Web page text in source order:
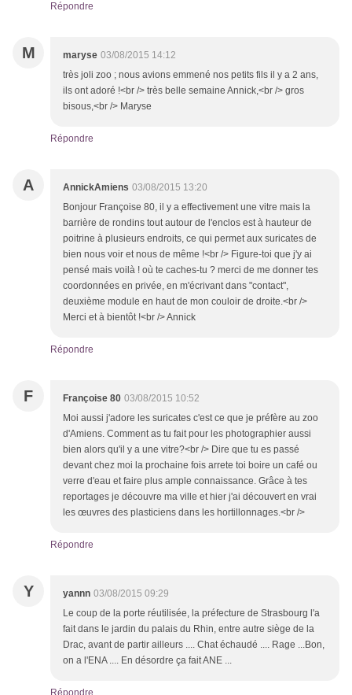
Répondre
M maryse 03/08/2015 14:12
très joli zoo ; nous avions emmené nos petits fils il y a 2 ans,
ils ont adoré !<br /> très belle semaine Annick,<br /> gros
bisous,<br /> Maryse
Répondre
A AnnickAmiens 03/08/2015 13:20
Bonjour Françoise 80, il y a effectivement une vitre mais la
barrière de rondins tout autour de l'enclos est à hauteur de
poitrine à plusieurs endroits, ce qui permet aux suricates de
bien nous voir et nous de même !<br /> Figure-toi que j'y ai
pensé mais voilà ! où te caches-tu ? merci de me donner tes
coordonnées en privée, en m'écrivant dans "contact",
deuxième module en haut de mon couloir de droite.<br />
Merci et à bientôt !<br /> Annick
Répondre
F Françoise 80 03/08/2015 10:52
Moi aussi j'adore les suricates c'est ce que je préfère au zoo
d'Amiens. Comment as tu fait pour les photographier aussi
bien alors qu'il y a une vitre?<br /> Dire que tu es passé
devant chez moi la prochaine fois arrete toi boire un café ou
verre d'eau et faire plus ample connaissance. Grâce à tes
reportages je découvre ma ville et hier j'ai découvert en vrai
les œuvres des plasticiens dans les hortillonnages.<br />
Répondre
Y yannn 03/08/2015 09:29
Le coup de la porte réutilisée, la préfecture de Strasbourg l'a
fait dans le jardin du palais du Rhin, entre autre siège de la
Drac, avant de partir ailleurs .... Chat échaudé .... Rage ...Bon,
on a l'ENA .... En désordre ça fait ANE ...
Répondre